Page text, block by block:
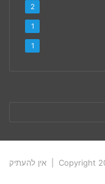
2
1
1
© Copyright 2026, All Rights Reserved to Hadash Hot | אין להעתיק